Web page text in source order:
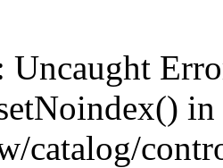
Uncaught
catalog/